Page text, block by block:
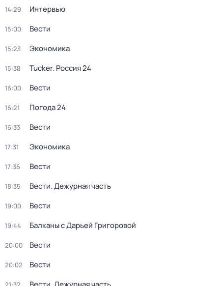
14:29 Интервью
15:00 Вести
15:23 Экономика
15:38 Tucker. Россия 24
16:00 Вести
16:21 Погода 24
16:33 Вести
17:31 Экономика
17:36 Вести
18:35 Вести. Дежурная часть
19:00 Вести
19:44 Балканы с Дарьей Григоровой
20:00 Вести
20:02 Вести